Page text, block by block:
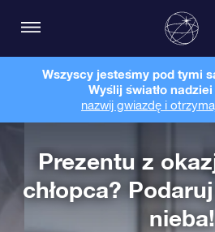
Wszyscy jesteśmy pod tymi
Wyślij światło
nazwij gwiazdę i
Prezentu z
chłopca?
nieba!